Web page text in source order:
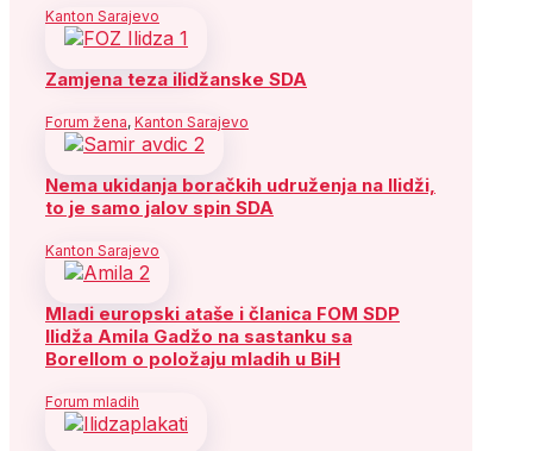
Kanton Sarajevo
Zamjena teza ilidžanske SDA
Forum žena, Kanton Sarajevo
Nema ukidanja boračkih udruženja na Ilidži,
to je samo jalov spin SDA
Kanton Sarajevo
Mladi europski ataše i članica FOM SDP
Ilidža Amila Gadžo na sastanku sa
Borellom o položaju mladih u BiH
Forum mladih